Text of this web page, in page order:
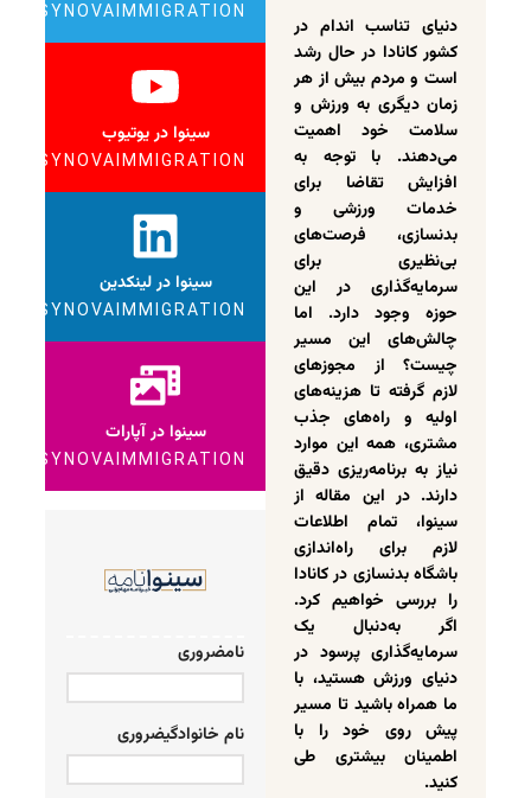
دنیای تناسب اندام در
کشور کانادا در حال رشد
است و مردم بیش از هر
زمان دیگری به ورزش و
سلامت خود اهمیت
می‌دهند. با توجه به
افزایش تقاضا برای
خدمات ورزشی و
بدنسازی، فرصت‌های
بی‌نظیری برای
سرمایه‌گذاری در این
حوزه وجود دارد. اما
چالش‌های این مسیر
چیست؟ از مجوزهای
لازم گرفته تا هزینه‌های
اولیه و راه‌های جذب
مشتری، همه این موارد
نیاز به برنامه‌ریزی دقیق
دارند. در این مقاله از
سینوا، تمام اطلاعات
لازم برای راه‌اندازی
باشگاه بدنسازی در کانادا
را بررسی خواهیم کرد.
اگر به‌دنبال یک
سرمایه‌گذاری پرسود در
دنیای ورزش هستید، با
ما همراه باشید تا مسیر
پیش روی خود را با
اطمینان بیشتری طی
کنید.
SYNOVAIMMIGRATION
سینوا در یوتیوب
SYNOVAIMMIGRATION
سینوا در لینکدین
SYNOVAIMMIGRATION
سینوا در آپارات
SYNOVAIMMIGRATION
نامضروری
نام خانوادگیضروری